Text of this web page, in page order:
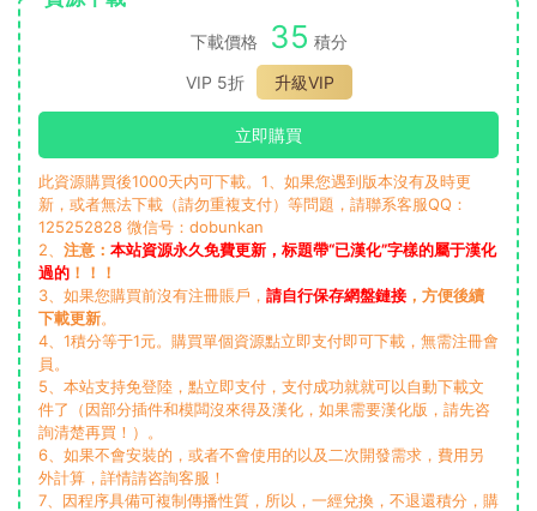
下載價格 35 積分
VIP 5折
升級VIP
立即購買
此資源購買後1000天内可下載。1、如果您遇到版本沒有及時更
新，或者無法下載（請勿重複支付）等問題，請聯系客服QQ：
125252828 微信号：dobunkan
2、 注意： 本站資源永久免費更新，标題帶“已漢化”字樣的屬于漢化
過的 ！！！
3、如果您購買前沒有注冊賬戶， 請自行保存網盤鏈接 ，方便後續
下載更新。
4、1積分等于1元。購買單個資源點立即支付即可下載，無需注冊會
員。
5、本站支持免登陸，點立即支付，支付成功就就可以自動下載文
件了（因部分插件和模闆沒來得及漢化，如果需要漢化版，請先咨
詢清楚再買！）。
6、如果不會安裝的，或者不會使用的以及二次開發需求，費用另
外計算，詳情請咨詢客服！
7、因程序具備可複制傳播性質，所以，一經兌換，不退還積分，購